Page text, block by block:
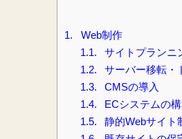
1.
Web制作
1.1.
サイトプランニ
1.2.
サーバー移転・
1.3.
CMSの導入
1.4.
ECシステムの
1.5.
静的Webサイト